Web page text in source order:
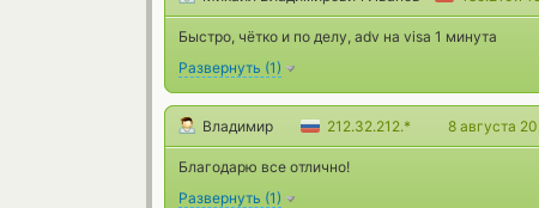
Быстро, чётко и по делу, adv на visa 1 минута
Развернуть (1)
Владимир 212.32.212.* 8 августа
Благодарю все отлично!
Развернуть (1)